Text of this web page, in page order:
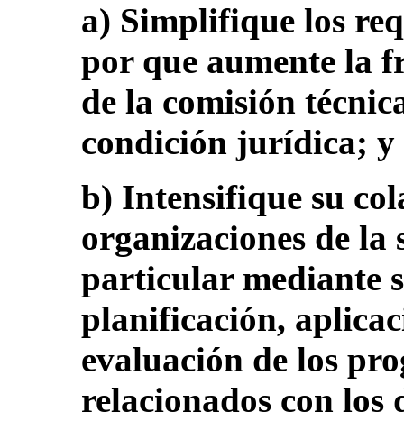
a) Simplifique los
por que aumente la
de la comisión
condición jurídica; y
b) Intensifique su
organizaciones de la
particular mediante
planificación,
evaluación de los
relacionados con los